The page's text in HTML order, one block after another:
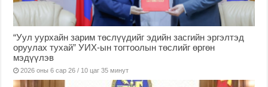
“Уул уурхайн зарим төслүүдийг эдийн засгийн эргэлтэд
оруулах тухай” УИХ-ын тогтоолын төслийг өргөн
мэдүүлэв
2026 оны 6 сар 26 / 10 цаг 35 минут